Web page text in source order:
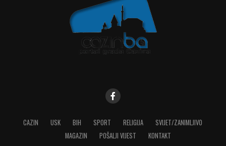
CAZIN USK BIH SPORT RELIGIJA
SVIJET/ZANIMLJIVO
MAGAZIN
POŠALJI VIJEST KONTAKT